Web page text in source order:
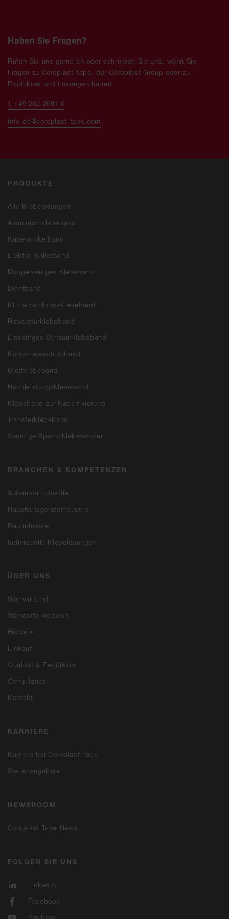
PRODUKTE
Alle Klebelösungen
Aluminiumklebeband
Kabelwickelband
Elektro-Isolierband
Doppelseitiges Klebeband
Dichtband
Klimamembran-Klebeband
Reparaturklebeband
Einseitiges Schaumklebeband
Korrosionsschutzband
Gleitklebeband
Hochleistungsklebeband
Klebeband zur Kabelfixierung
Transferklebeband
Sonstige Spezialklebebänder
BRANCHEN & KOMPETENZEN
Automobilindustrie
Haushaltsgeräteindustrie
Bauindustrie
Individuelle Klebelösungen
ÜBER UNS
Wer wir sind
Standorte weltweit
Historie
Einkauf
Qualität & Zertifikate
Compliance
Kontakt
KARRIERE
Karriere bei Coroplast Tape
Stellenangebote
NEWSROOM
Coroplast Tape News
FOLGEN SIE UNS
LinkedIn
Facebook
Haben Sie Fragen?
Rufen Sie uns gerne an oder schreiben Sie uns, wenn Sie
Fragen zu Coroplast Tape, der Coroplast Group oder zu
Produkten und Lösungen haben.
T +49 202 2681 0
info-de@coroplast-tape.com